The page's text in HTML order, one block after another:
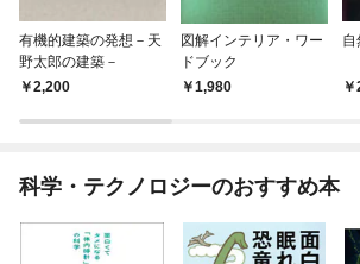
有機的建築の発想－天
野太郎の建築－
2,200
図解インテリア・ワー
ドブック
1,980
自
科学・テクノロジーのおすすめ本